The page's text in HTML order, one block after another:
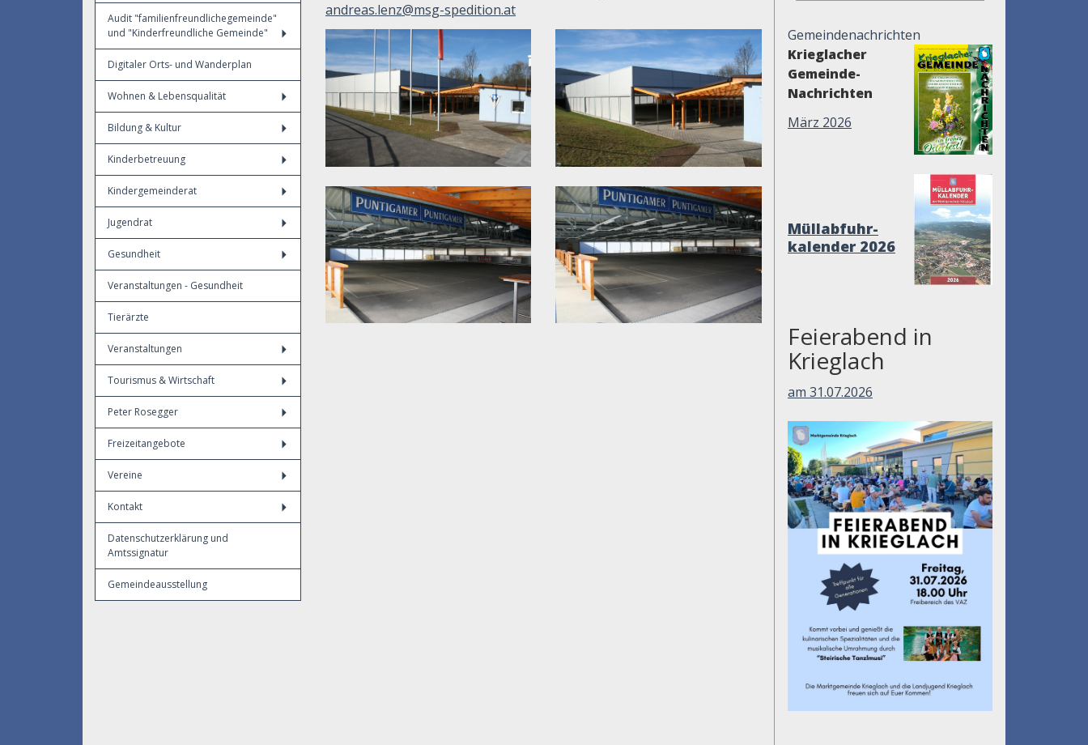
Audit "familienfreundlichegemeinde"
und "Kinderfreundliche Gemeinde"
Digitaler Orts- und Wanderplan
Wohnen & Lebensqualität
Bildung & Kultur
Kinderbetreuung
Kindergemeinderat
Jugendrat
Gesundheit
Veranstaltungen - Gesundheit
Tierärzte
Veranstaltungen
Tourismus & Wirtschaft
Peter Rosegger
Freizeitangebote
Vereine
Kontakt
Datenschutzerklärung und
Amtssignatur
Gemeindeausstellung
andreas.lenz@msg-spedition.at
Gemeindenachrichten
Krieglacher
Gemeinde-
Nachrichten
März 2026
Müllabfuhr-
kalender 2026
Feierabend in
Krieglach
am 31.07.2026